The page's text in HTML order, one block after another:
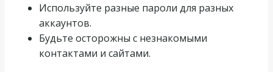
Используйте разные пароли для разных
аккаунтов.
Будьте осторожны с незнакомыми
контактами и сайтами.